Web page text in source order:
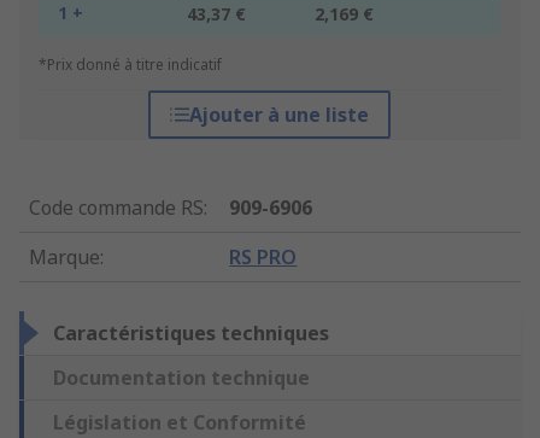
1 + 43,37 € 2,169 €
*Prix donné à titre indicatif
Ajouter à une liste
Code commande RS:
909-6906
Marque: RS PRO
Caractéristiques techniques
Documentation technique
Législation et Conformité